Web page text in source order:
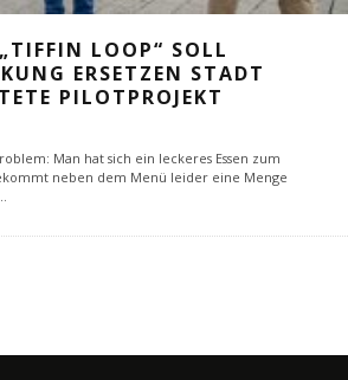
LOOP“ SOLL
ERSETZEN STADT
PILOTPROJEKT
Man hat sich ein leckeres Essen zum
neben dem Menü leider eine Menge